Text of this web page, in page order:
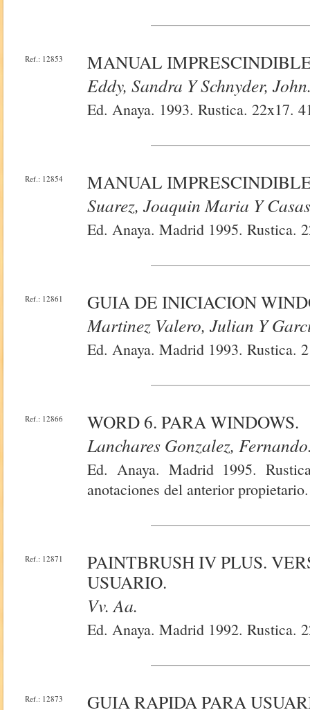
Ref.: 12853
MANUAL
Eddy, Sandra Y Schnyder,
Ed. Anaya. 1993. Rustica. 22x17.
Ref.: 12854
MANUAL
Suarez, Joaquin Maria Y
Ed. Anaya. Madrid 1995. Rustica.
Ref.: 12861
GUIA DE INICIACION
Martinez Valero, Julian Y
Ed. Anaya. Madrid 1993. Rustica.
Ref.: 12866
WORD 6. PARA WINDOWS.
Lanchares Gonzalez,
Ed. Anaya. Madrid 1995.
anotaciones del anterior propietario.
Ref.: 12871
PAINTBRUSH IV PLUS.
USUARIO.
Vv. Aa.
Ed. Anaya. Madrid 1992. Rustica.
Ref.: 12873
GUIA RAPIDA PARA